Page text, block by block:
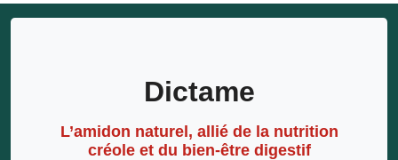
Dictame
L’amidon naturel, allié de la nutrition
créole et du bien-être digestif